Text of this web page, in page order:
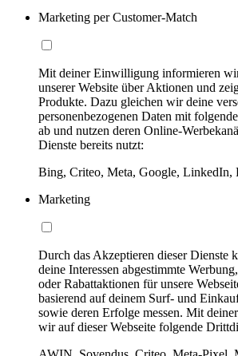
Marketing per Customer-Match
Mit deiner Einwilligung informieren
unserer Website über Aktionen und
Produkte. Dazu gleichen wir deine
personenbezogenen Daten mit
ab und nutzen deren Online-
Dienste bereits nutzt:
Bing, Criteo, Meta, Google, LinkedIn,
Marketing
Durch das Akzeptieren dieser Dienste
deine Interessen abgestimmte
oder Rabattaktionen für unsere
basierend auf deinem Surf- und
sowie deren Erfolge messen. Mit
wir auf dieser Webseite folgende